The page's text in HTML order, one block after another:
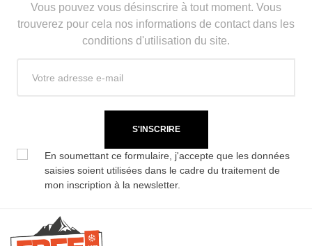
Vous pouvez vous désinscrire à tout moment. Vous
trouverez pour cela nos informations de contact dans les
conditions d'utilisation du site.
S'INSCRIRE
En soumettant ce formulaire, j'accepte que les données
saisies soient utilisées dans le cadre du traitement de
mon inscription à la newsletter.